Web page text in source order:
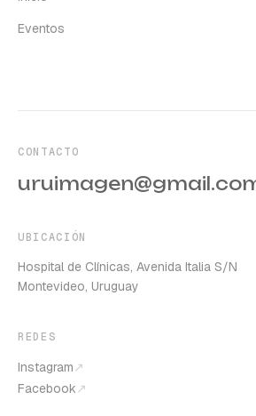
Eventos
CONTACTO
UBICACIÓN
Hospital de Clínicas, Avenida Italia S/N
Montevideo, Uruguay
REDES
Instagram↗
Facebook↗